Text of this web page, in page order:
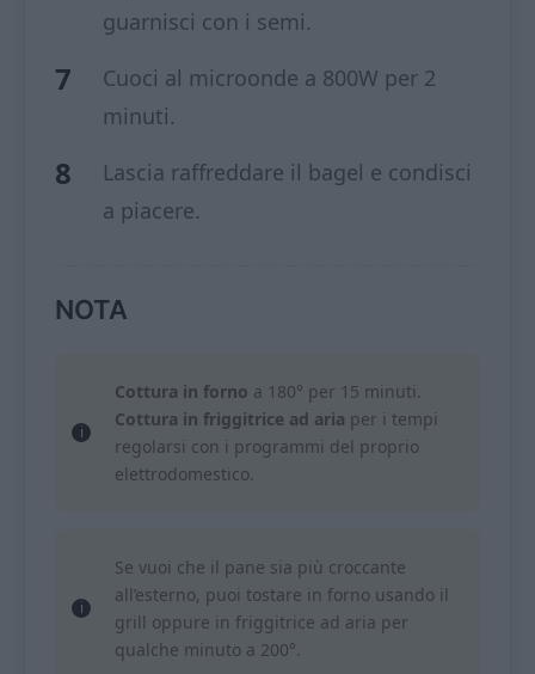
guarnisci con i semi.
Cuoci al microonde a 800W per 2
minuti.
Lascia raffreddare il bagel e condisci
a piacere.
NOTA
Cottura in forno a 180° per 15 minuti.
Cottura in friggitrice ad aria per i tempi
regolarsi con i programmi del proprio
elettrodomestico.
Se vuoi che il pane sia più croccante
all’esterno, puoi tostare in forno usando il
grill oppure in friggitrice ad aria per
qualche minuto a 200°.